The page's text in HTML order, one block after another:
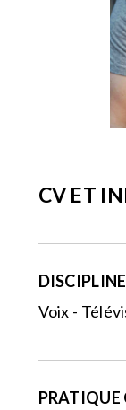
CV ET
DISCIPLINE
Voix -
PRATIQUE